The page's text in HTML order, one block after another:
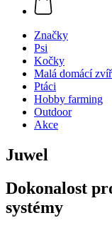
Značky
Psi
Kočky
Malá domácí
Ptáci
Hobby farming
Outdoor
Akce
Juwel
Dokonalost
systémy